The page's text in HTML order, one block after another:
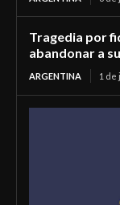
Tragedia por
abandonar a
ARGENTINA 1 de